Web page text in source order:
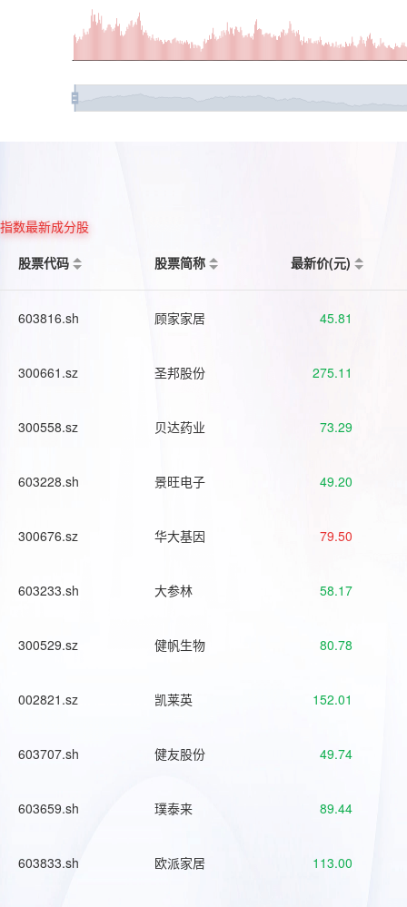
指数最新成分股
股票代码
股票简称 最新价(元)
603816.sh 顾家家居 45.81
300661.sz 圣邦股份 275.11
300558.sz 贝达药业 73.29
603228.sh 景旺电子 49.20
300676.sz 华大基因 79.50
603233.sh 大参林 58.17
300529.sz 健帆生物 80.78
002821.sz 凯莱英 152.01
603707.sh 健友股份 49.74
603659.sh 璞泰来 89.44
603833.sh 欧派家居 113.00